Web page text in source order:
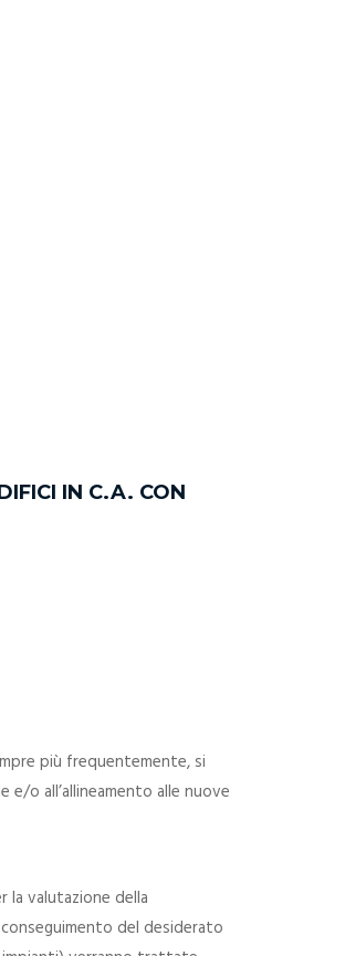
IN C.A. CON
più frequentemente, si
o all’allineamento alle nuove
la valutazione della
del desiderato